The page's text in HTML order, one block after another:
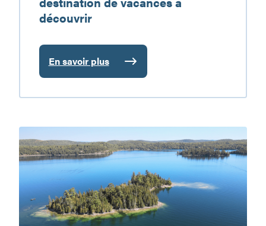
découvrir
En savoir plus
:
Le
réservoir
:
une
destination
de
vacances
à
découvrir
au
cœur
d’un
territoire
où
l’eau